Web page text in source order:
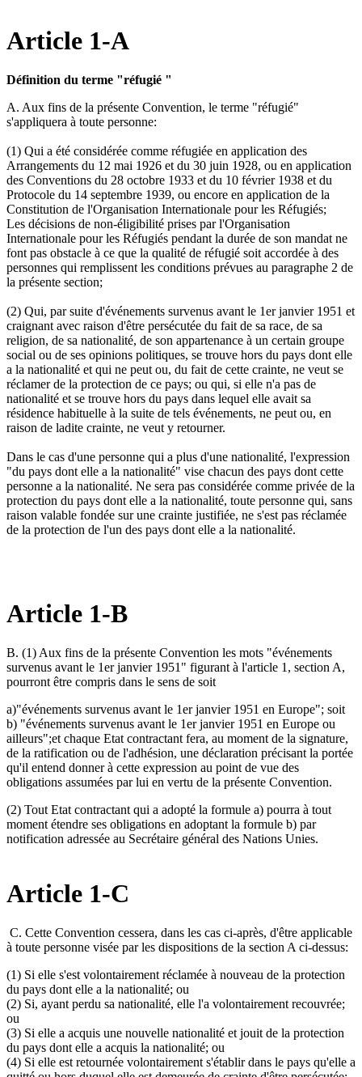
Article 1-A
Définition du terme "réfugié "
A. Aux fins de la présente Convention, le terme "réfugié"
s'appliquera à toute personne:
(1) Qui a été considérée comme réfugiée en application des
Arrangements du 12 mai 1926 et du 30 juin 1928, ou en application
des Conventions du 28 octobre 1933 et du 10 février 1938 et du
Protocole du 14 septembre 1939, ou encore en application de la
Constitution de l'Organisation Internationale pour les Réfugiés;
Les décisions de non-éligibilité prises par l'Organisation
Internationale pour les Réfugiés pendant la durée de son mandat ne
font pas obstacle à ce que la qualité de réfugié soit accordée à des
personnes qui remplissent les conditions prévues au paragraphe 2 de
la présente section;
(2) Qui, par suite d'événements survenus avant le 1er janvier 1951 et
craignant avec raison d'être persécutée du fait de sa race, de sa
religion, de sa nationalité, de son appartenance à un certain groupe
social ou de ses opinions politiques, se trouve hors du pays dont elle
a la nationalité et qui ne peut ou, du fait de cette crainte, ne veut se
réclamer de la protection de ce pays; ou qui, si elle n'a pas de
nationalité et se trouve hors du pays dans lequel elle avait sa
résidence habituelle à la suite de tels événements, ne peut ou, en
raison de ladite crainte, ne veut y retourner.
Dans le cas d'une personne qui a plus d'une nationalité, l'expression
"du pays dont elle a la nationalité" vise chacun des pays dont cette
personne a la nationalité. Ne sera pas considérée comme privée de la
protection du pays dont elle a la nationalité, toute personne qui, sans
raison valable fondée sur une crainte justifiée, ne s'est pas réclamée
de la protection de l'un des pays dont elle a la nationalité.
Article 1-B
B. (1) Aux fins de la présente Convention les mots "événements
survenus avant le 1er janvier 1951" figurant à l'article 1, section A,
pourront être compris dans le sens de soit
a)"événements survenus avant le 1er janvier 1951 en Europe"; soit
b) "événements survenus avant le 1er janvier 1951 en Europe ou
ailleurs";et chaque Etat contractant fera, au moment de la signature,
de la ratification ou de l'adhésion, une déclaration précisant la portée
qu'il entend donner à cette expression au point de vue des
obligations assumées par lui en vertu de la présente Convention.
(2) Tout Etat contractant qui a adopté la formule a) pourra à tout
moment étendre ses obligations en adoptant la formule b) par
notification adressée au Secrétaire général des Nations Unies.
Article 1-C
C. Cette Convention cessera, dans les cas ci-après, d'être applicable
à toute personne visée par les dispositions de la section A ci-dessus:
(1) Si elle s'est volontairement réclamée à nouveau de la protection
du pays dont elle a la nationalité; ou
(2) Si, ayant perdu sa nationalité, elle l'a volontairement recouvrée;
ou
(3) Si elle a acquis une nouvelle nationalité et jouit de la protection
du pays dont elle a acquis la nationalité; ou
(4) Si elle est retournée volontairement s'établir dans le pays qu'elle a